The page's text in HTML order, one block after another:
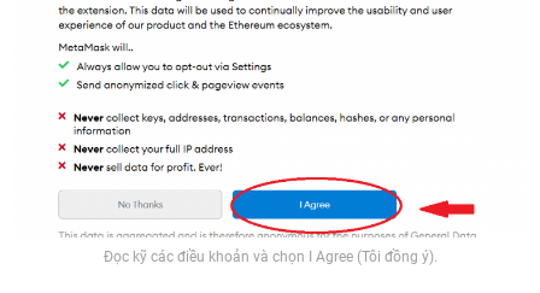
Đọc kỹ các điều khoản và chọn I Agree (Tôi đồng ý).